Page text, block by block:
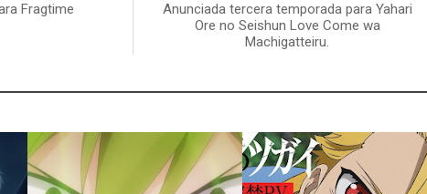
Anunciada tercera temporada para Yahari
Ore no Seishun Love Come wa
Machigatteiru.
Fragtime